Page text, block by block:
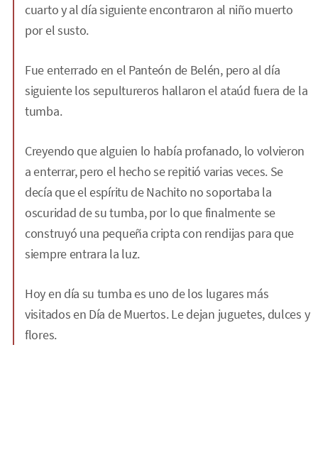
cuarto y al día siguiente encontraron al niño muerto
por el susto.
Fue enterrado en el Panteón de Belén, pero al día
siguiente los sepultureros hallaron el ataúd fuera de la
tumba.
Creyendo que alguien lo había profanado, lo volvieron
a enterrar, pero el hecho se repitió varias veces. Se
decía que el espíritu de Nachito no soportaba la
oscuridad de su tumba, por lo que finalmente se
construyó una pequeña cripta con rendijas para que
siempre entrara la luz.
Hoy en día su tumba es uno de los lugares más
visitados en Día de Muertos. Le dejan juguetes, dulces y
flores.